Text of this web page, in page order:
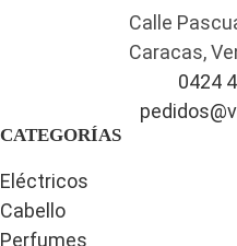
Calle
Caracas,
0424
CATEGORÍAS
Eléctricos
Cabello
Perfumes